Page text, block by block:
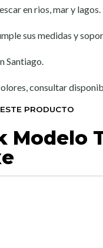
en rios, mar y lagos.
sus medidas y
Santiago.
consultar
PRODUCTO
Modelo